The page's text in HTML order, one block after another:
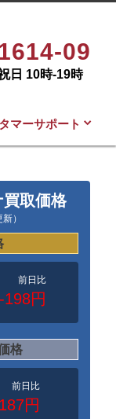
09
日 10時-19時
マーサポート
取価格
）
前日比
-198円
格
前日比
円